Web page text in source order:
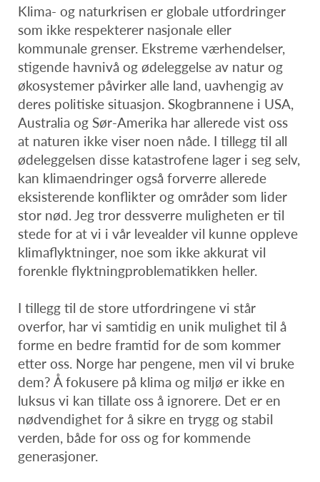
Klima- og naturkrisen er globale utfordringer
som ikke respekterer nasjonale eller
kommunale grenser. Ekstreme værhendelser,
stigende havnivå og ødeleggelse av natur og
økosystemer påvirker alle land, uavhengig av
deres politiske situasjon. Skogbrannene i USA,
Australia og Sør-Amerika har allerede vist oss
at naturen ikke viser noen nåde. I tillegg til all
ødeleggelsen disse katastrofene lager i seg selv,
kan klimaendringer også forverre allerede
eksisterende konflikter og områder som lider
stor nød. Jeg tror dessverre muligheten er til
stede for at vi i vår levealder vil kunne oppleve
klimaflyktninger, noe som ikke akkurat vil
forenkle flyktningproblematikken heller.
I tillegg til de store utfordringene vi står
overfor, har vi samtidig en unik mulighet til å
forme en bedre framtid for de som kommer
etter oss. Norge har pengene, men vil vi bruke
dem? Å fokusere på klima og miljø er ikke en
luksus vi kan tillate oss å ignorere. Det er en
nødvendighet for å sikre en trygg og stabil
verden, både for oss og for kommende
generasjoner.